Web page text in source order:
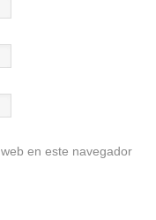
en este navegador